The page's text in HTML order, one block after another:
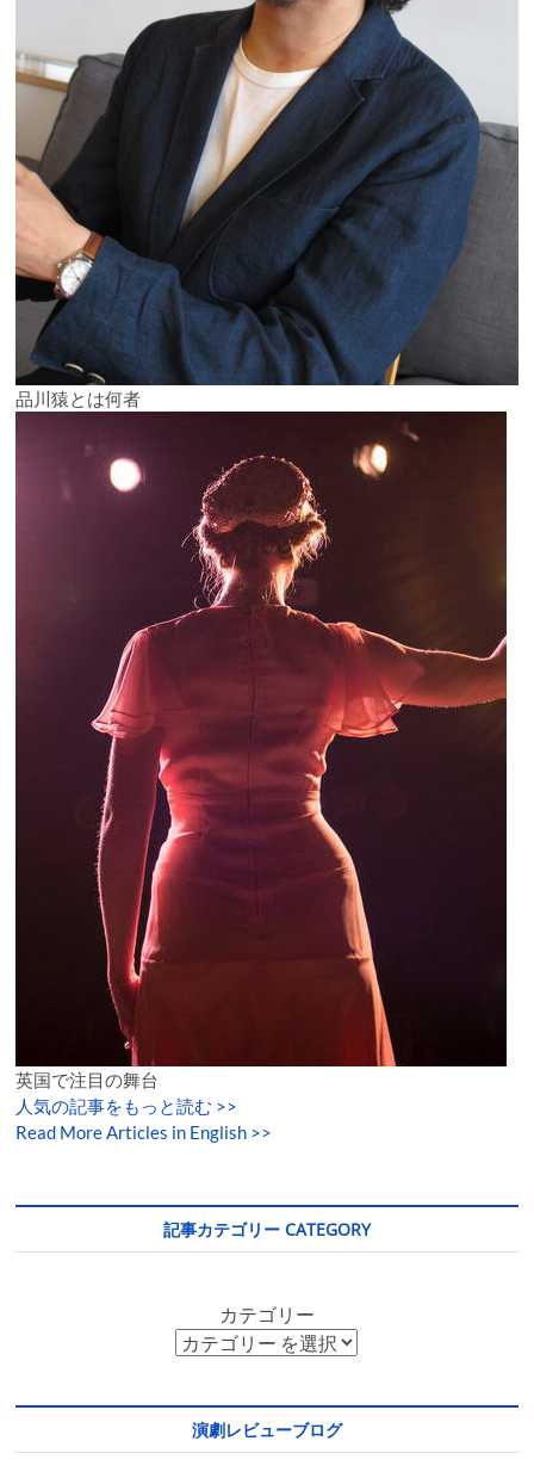
品川猿とは何者
英国で注目の舞台
人気の記事をもっと読む >>
Read More Articles in English >>
記事カテゴリー CATEGORY
カテゴリー
演劇レビューブログ